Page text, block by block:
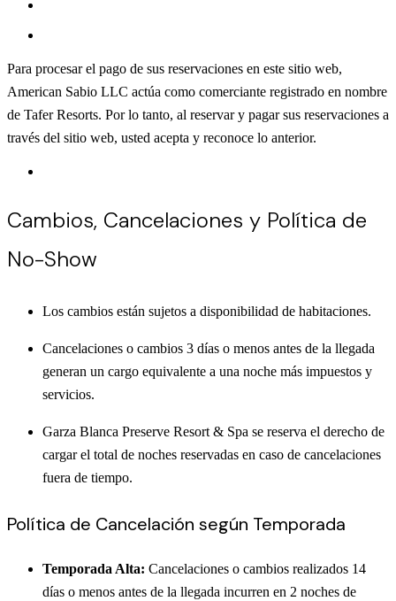
Para procesar el pago de sus reservaciones en este sitio web,
American Sabio LLC actúa como comerciante registrado en nombre
de Tafer Resorts. Por lo tanto, al reservar y pagar sus reservaciones a
través del sitio web, usted acepta y reconoce lo anterior.
Cambios, Cancelaciones y Política de
No-Show
Los cambios están sujetos a disponibilidad de habitaciones.
Cancelaciones o cambios 3 días o menos antes de la llegada
generan un cargo equivalente a una noche más impuestos y
servicios.
Garza Blanca Preserve Resort & Spa se reserva el derecho de
cargar el total de noches reservadas en caso de cancelaciones
fuera de tiempo.
Política de Cancelación según Temporada
Temporada Alta: Cancelaciones o cambios realizados 14
días o menos antes de la llegada incurren en 2 noches de